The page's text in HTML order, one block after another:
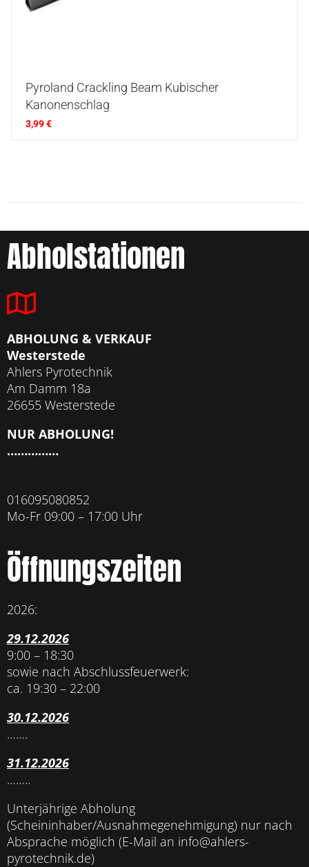
Pyroland Crackling Beam Kubischer
Kanonenschlag
3,99€
Abholstationen
ABHOLUNG & VERKAUF
Westerstede
Ahlers Pyrotechnik
Am Damm 18a
26655 Westerstede
NUR ABHOLUNG!
……………
016095080852
Mo-Fr 09:00 – 17:00 Uhr
Öffnungszeiten
2026:
29.12.2026
9:00 – 18:30
sowie nach Abschlussfeuerwerk:
ca. 19:30 – 22:00
30.12.2026
…….
31.12.2026
……..
Unterjährige Abholung
(Scheininhaber/Ausnahmegenehmigung) nur nach
Absprache möglich (E-Mail an info@ahlers-
pyrotechnik.de)